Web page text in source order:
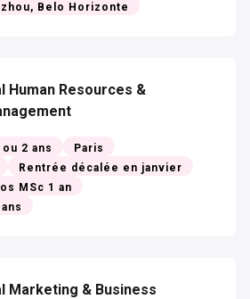
Belo Horizonte
Human Resources &
ou 2 ans
Paris
Rentrée décalée en janvier
MSc 1 an
Marketing & Business